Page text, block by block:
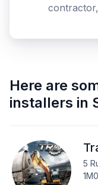
Here are
installers in
5
1M0